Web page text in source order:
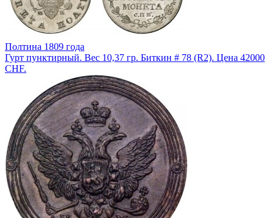
Полтина 1809 года
Гурт пунктирный. Вес 10,37 гр. Биткин # 78 (R2). Цена 42000
CHF.